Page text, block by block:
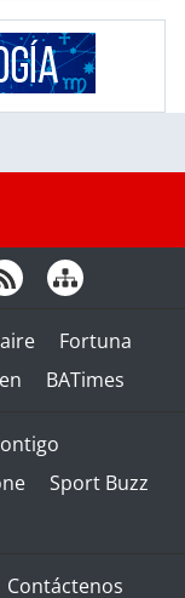
Fortuna
BATimes
Sport Buzz
Contáctenos